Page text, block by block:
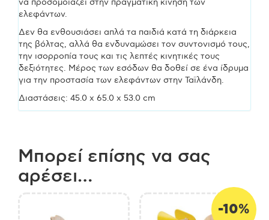
ελεφάντων.
Δεν θα ενθουσιάσει απλά τα παιδιά κατά τη διάρκεια
της βόλτας, αλλά θα ενδυναμώσει τον συντονισμό τους,
την ισορροπία τους και τις λεπτές κινητικές τους
δεξιότητες. Μέρος των εσόδων θα δοθεί σε ένα ίδρυμα
για την προστασία των ελεφάντων στην Ταϊλάνδη.
Διαστάσεις: 45.0 x 65.0 x 53.0 cm
Μπορεί επίσης να σας
αρέσει…
-10%